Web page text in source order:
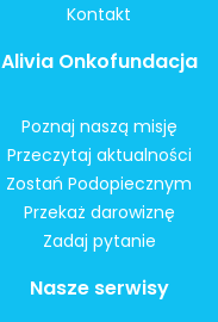
Kontakt
Alivia Onkofundacja
Poznaj naszą misję
Przeczytaj aktualności
Zostań Podopiecznym
Przekaż darowiznę
Zadaj pytanie
Nasze serwisy